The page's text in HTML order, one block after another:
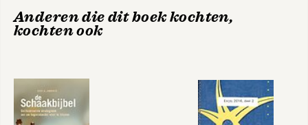
Anderen die dit boek kochten,
kochten ook